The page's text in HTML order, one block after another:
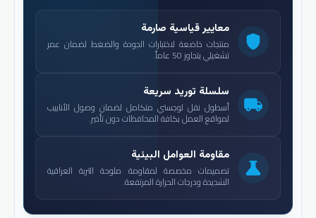
shield
معايير قياسية صارمة
منتجات خاضعة لاختبارات الجودة والضغط لضمان عمر
تشغيلي يتجاوز 50 عاماً.
local_shipping
سلسلة توريد سريعة
أسطول نقل لوجستي متكامل لضمان وصول الأنابيب
لمواقع العمل بكافة المحافظات دون تأخير.
science
مقاومة العوامل البيئية
تصميمات مخصصة لمقاومة ملوحة التربة العراقية
الشديدة ودرجات الحرارة المرتفعة.